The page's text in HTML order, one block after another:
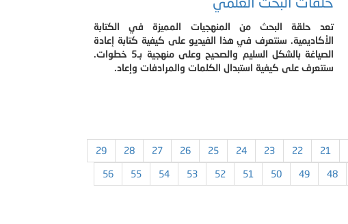
تعد حلقة البحث من المنهجيات المميزة في الكتابة
الأكاديمية. سنتعرف في هذا الفيديو على كيفية كتابة إعادة
الصياغة بالشكل السليم والصحيح وعلى منهجية بـ5 خطوات.
سنتعرف على كيفية استبدال الكلمات والمرادفات وإعاد.
21
22
23
24
25
26
27
28
29
48
49
50
51
52
53
54
55
56